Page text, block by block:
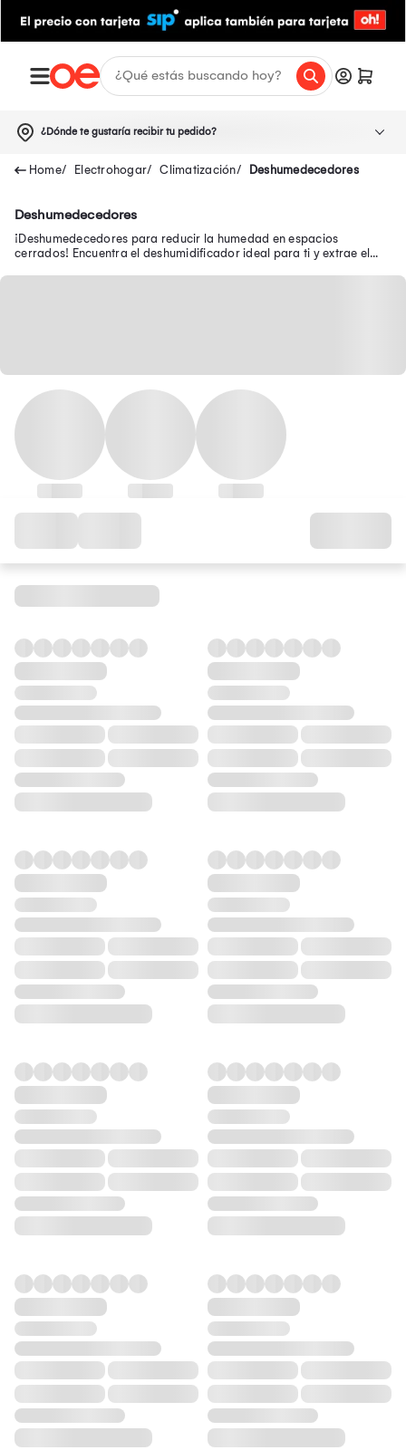
¿Dónde te gustaría recibir tu pedido?
Electrohogar Climatización Deshumedecedores
Deshumedecedores
¡Deshumedecedores para reducir la humedad en espacios
cerrados! Encuentra el deshumidificador ideal para ti y extrae el